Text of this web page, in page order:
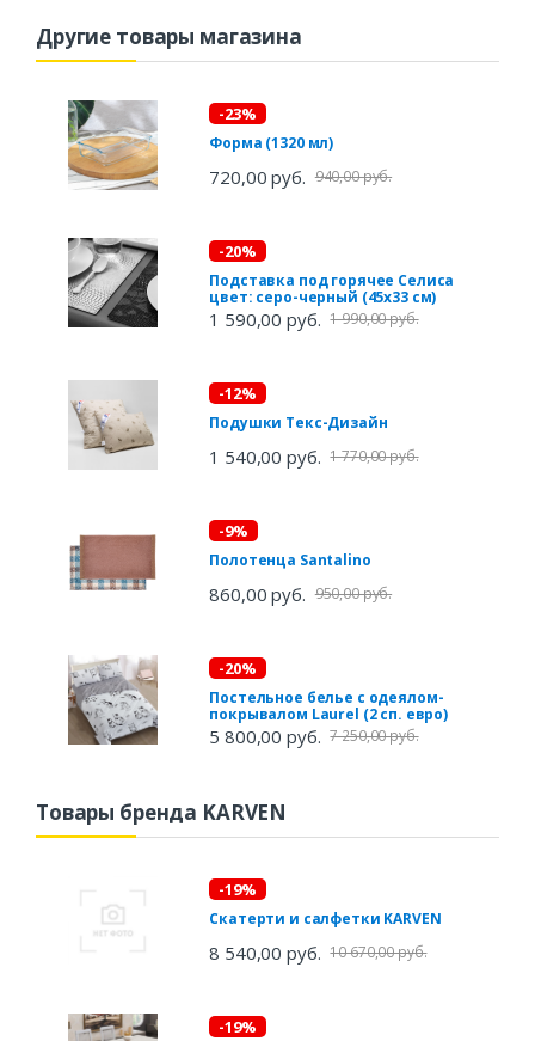
Другие товары магазина
-23%
Форма (1320 мл)
720,00 руб. 940,00 руб.
-20%
Подставка под горячее Селиса
цвет: серо-черный (45х33 см)
1 590,00 руб. 1 990,00 руб.
-12%
Подушки Текс-Дизайн
1 540,00 руб. 1 770,00 руб.
-9%
Полотенца Santalino
860,00 руб. 950,00 руб.
-20%
Постельное белье с одеялом-
покрывалом Laurel (2 сп. евро)
5 800,00 руб. 7 250,00 руб.
Товары бренда KARVEN
-19%
Скатерти и салфетки KARVEN
8 540,00 руб. 10 670,00 руб.
-19%